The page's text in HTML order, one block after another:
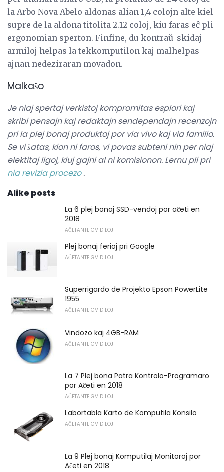
la Arbo Nova Abelo aldonas alian 1,4 colojn alte kiel
supre de la aldona titolita 2.12 coloj, kiu faras eĉ pli
ergonomian sperton. Finfine, du kontraŭ-skidaj
armiloj helpas la tekkomputilon kaj malhelpas
ajnan nedeziraran movadon.
Malkaŝo
Je niaj spertaj verkistoj kompromitas esplori kaj
skribi pensajn kaj redaktajn sendependajn recenzojn
pri la plej bonaj produktoj por via vivo kaj via familio.
Se vi ŝatas, kion ni faros, vi povas subteni nin per niaj
elektitaj ligoj, kiuj gajni al ni komisionon. Lernu pli pri
nia revizia procezo.
Alike posts
La 6 plej bonaj SSD-vendoj por aĉeti en
2018
AĈETANTE GVIDILOJ
Plej bonaj ferioj pri Google
AĈETANTE GVIDILOJ
Superrigardo de Projekto Epson PowerLite
1955
AĈETANTE GVIDILOJ
Vindozo kaj 4GB-RAM
AĈETANTE GVIDILOJ
La 7 Plej bona Patra Kontrolo-Programaro
por Aĉeti en 2018
AĈETANTE GVIDILOJ
Labortabla Karto de Komputila Konsilo
AĈETANTE GVIDILOJ
La 9 Plej bonaj Komputilaj Monitoroj por
Aĉeti en 2018